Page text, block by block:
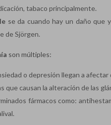
tabaco principalmente.
se da cuando hay un daño que
de Sjörgen.
son múltiples:
o depresión llegan a
que causan la alteración de las
fármacos como: